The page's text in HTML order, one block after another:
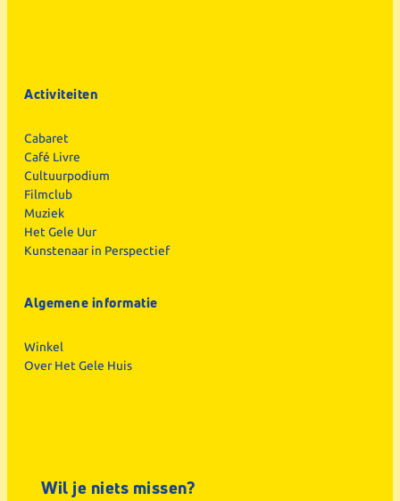
Activiteiten
Cabaret
Café Livre
Cultuurpodium
Filmclub
Muziek
Het Gele Uur
Kunstenaar in Perspectief
Algemene informatie
Winkel
Over Het Gele Huis
Wil je niets missen?